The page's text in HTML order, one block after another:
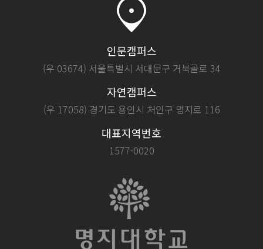
인문캠퍼스
(우 03674) 서울특별시 서대문구 거북골로 34
자연캠퍼스
(우 17058) 경기도 용인시 처인구 명지로 116
대표지역번호
1577-0020